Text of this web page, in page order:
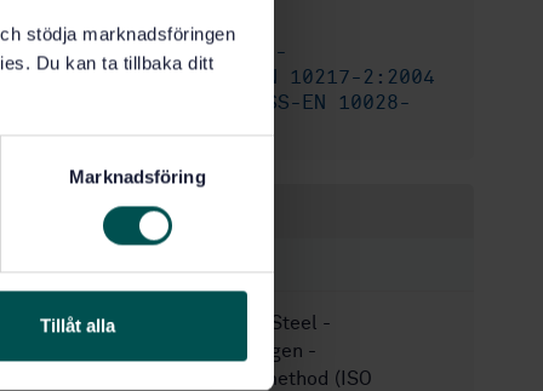
stödja marknadsföringen
Du kan ta tillbaka ditt
Marknadsföring
Tillåt alla
Replaced by:
SS-EN 10216-
2:2004+A2:2007,
SS-EN 10217-2:2004
SS-EN 10028-
2:2009
Within the same area
SS-EN ISO 4945:2018
Steel -
Determination of nitrogen -
Spectrophotometric method (ISO